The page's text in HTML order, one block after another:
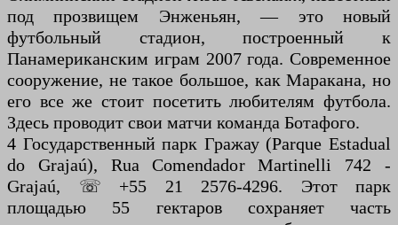
под прозвищем Энженьян, — это новый
футбольный стадион, построенный к
Панамериканским играм 2007 года. Современное
сооружение, не такое большое, как Маракана, но
его все же стоит посетить любителям футбола.
Здесь проводит свои матчи команда Ботафого.
4 Государственный парк Гражау (Parque Estadual
do Grajaú), Rua Comendador Martinelli 742 -
Grajaú, ☏ +55 21 2576-4296. Этот парк
площадью 55 гектаров сохраняет часть